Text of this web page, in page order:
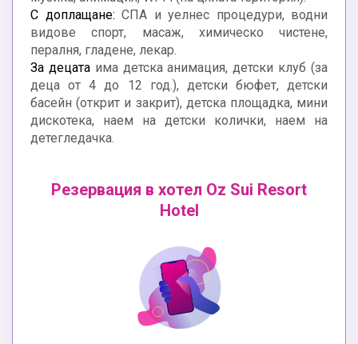
С доплащане: СПА и уелнес процедури, водни
видове спорт, масаж, химическо чистене,
пералня, гладене, лекар.
За децатаима детска анимация, детски клуб (за
деца от 4 до 12 год.), детски бюфет, детски
басейн (открит и закрит), детска площадка, мини
дискотека, наем на детски колички, наем на
детегледачка.
Резервация в хотел Oz Sui Resort
Hotel